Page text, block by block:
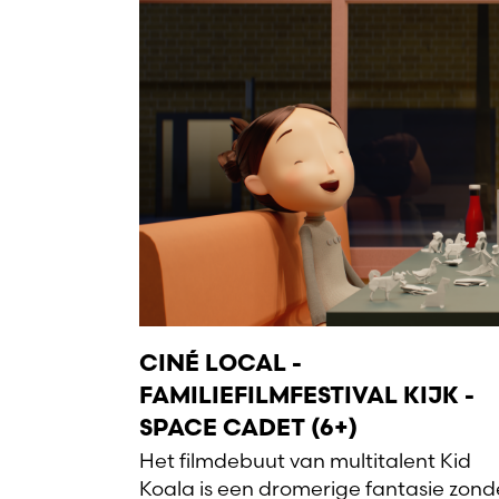
CINÉ LOCAL -
FAMILIEFILMFESTIVAL KIJK -
SPACE CADET (6+)
Het filmdebuut van multitalent Kid
Koala is een dromerige fantasie